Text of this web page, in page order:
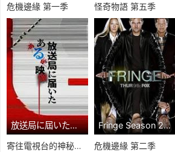
危機邊緣 第一季
怪奇物語 第五季
放送局に屆いたある映像 線上看
寄往電視台的神秘影像
Fringe Season 2 線上看
危機邊緣 第二季